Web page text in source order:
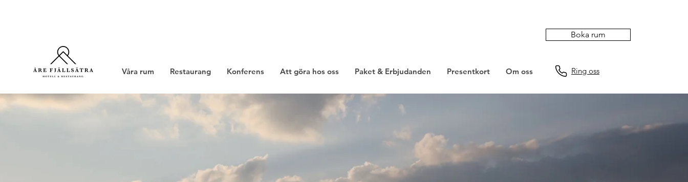
Boka rum
Ring oss
Våra rum Restaurang Konferens Att göra hos oss Paket & Erbjudanden Presentkort Om oss
Hotell Åre Fjällsätra